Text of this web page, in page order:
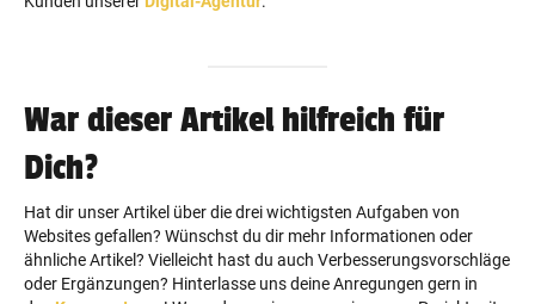
War dieser Artikel hilfreich für
Dich?
Hat dir unser Artikel über die drei wichtigsten Aufgaben von
Websites gefallen? Wünschst du dir mehr Informationen oder
ähnliche Artikel? Vielleicht hast du auch Verbesserungsvorschläge
oder Ergänzungen? Hinterlasse uns deine Anregungen gern in